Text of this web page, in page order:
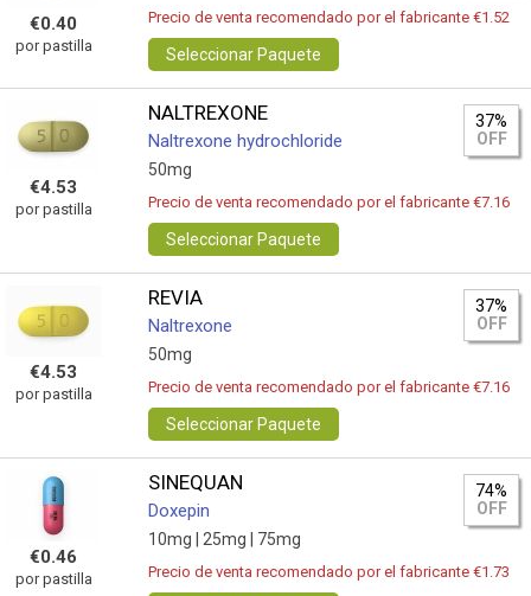
€0.40
por pastilla
Precio de venta recomendado por el fabricante €1.52
Seleccionar Paquete
€4.53
por pastilla
NALTREXONE
Naltrexone hydrochloride
50mg
37%
OFF
Precio de venta recomendado por el fabricante €7.16
Seleccionar Paquete
€4.53
por pastilla
REVIA
Naltrexone
50mg
37%
OFF
Precio de venta recomendado por el fabricante €7.16
Seleccionar Paquete
€0.46
por pastilla
SINEQUAN
Doxepin
10mg | 25mg | 75mg
74%
OFF
Precio de venta recomendado por el fabricante €1.73